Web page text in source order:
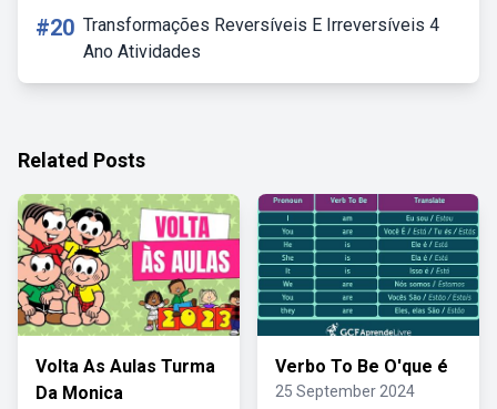
#20 Transformações Reversíveis E Irreversíveis 4
Ano Atividades
Related Posts
Volta As Aulas Turma
Da Monica
Verbo To Be O'que é
25 September 2024